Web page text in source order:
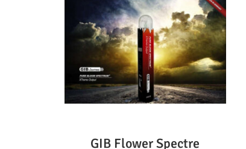
GIB Flower Spectre